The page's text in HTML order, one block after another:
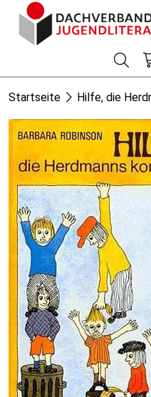
Startseite Hilfe, die